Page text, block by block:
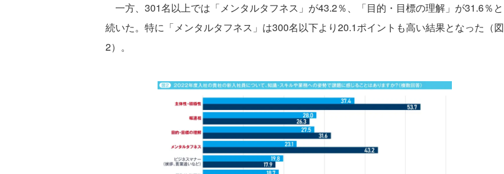
一方、301名以上では「メンタルタフネス」が43.2％、「目的・目標の理解」が31.6％と
続いた。特に「メンタルタフネス」は300名以下より20.1ポイントも高い結果となった（図
2）。